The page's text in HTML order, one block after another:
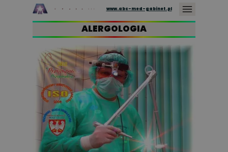
www.abc-med-gabinet.pl
ALERGOLOGIA